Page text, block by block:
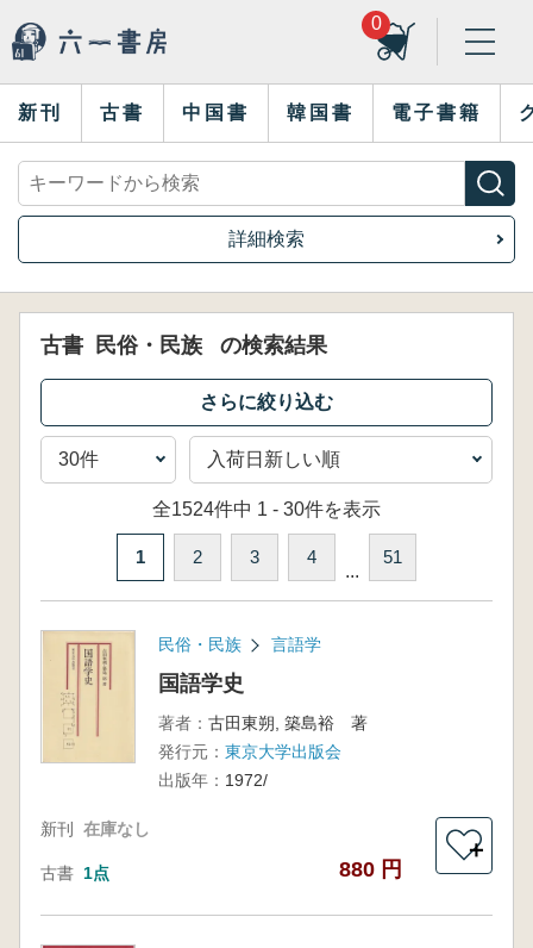
0
新刊 古書 中国書 韓国書 電子書籍
詳細検索
古書 民俗・民族 の検索結果
全1524件中 1 - 30件を表示
1 2 3 4
...
51
民俗・民族 言語学
国語学史
著者： 古田東朔, 築島裕 著
発行元： 東京大学出版会
出版年： 1972/
新刊 在庫なし
古書 1点 880 円
＋